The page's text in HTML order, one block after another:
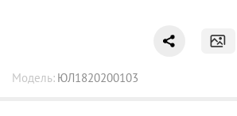
Модель: ЮЛ1820200103